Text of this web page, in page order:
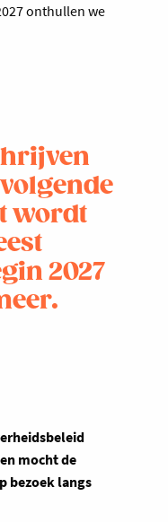
onthullen we
wordt
2027
mocht de
bezoek langs